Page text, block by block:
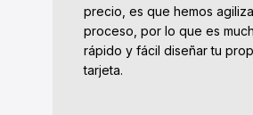
precio, es que hemos
proceso, por lo que es
rápido y fácil diseñar tu
tarjeta.